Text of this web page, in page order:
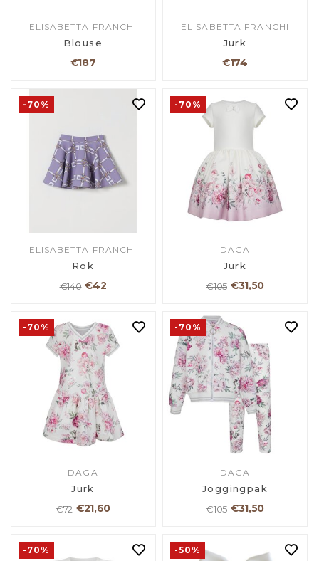
ELISABETTA FRANCHI
Blouse
€187
ELISABETTA FRANCHI
Jurk
€174
-70%
ELISABETTA FRANCHI
Rok
€140 €42
-70%
DAGA
Jurk
€105 €31,50
-70%
DAGA
Jurk
€72 €21,60
-70%
DAGA
Joggingpak
€105 €31,50
-70% -50%